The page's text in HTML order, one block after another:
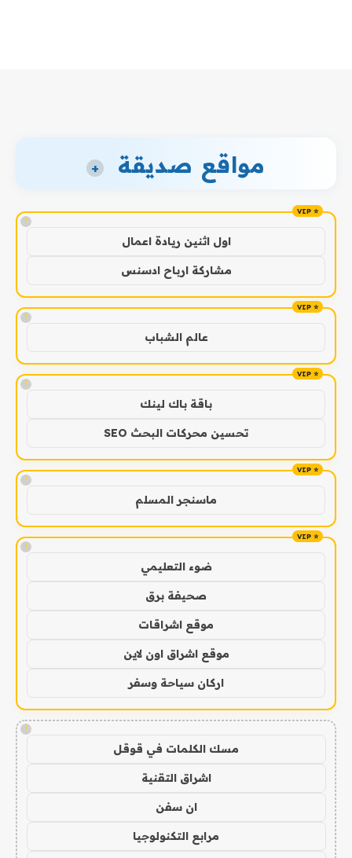
مواقع صديقة +
!
اول اثنين ريادة اعمال
مشاركة ارباح ادسنس
!
عالم الشباب
!
باقة باك لينك
تحسين محركات البحث SEO
!
ماسنجر المسلم
!
ضوء التعليمي
صحيفة برق
موقع اشراقات
موقع اشراق اون لاين
اركان سياحة وسفر
!
مسك الكلمات في قوقل
اشراق التقنية
ان سفن
مرابع التكنولوجيا